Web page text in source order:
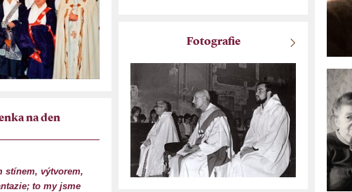
Fotografie
na den
stínem, výtvorem,
to my jsme